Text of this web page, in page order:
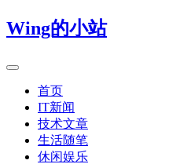
Wing的小站
首页
IT新闻
技术文章
生活随笔
休闲娱乐